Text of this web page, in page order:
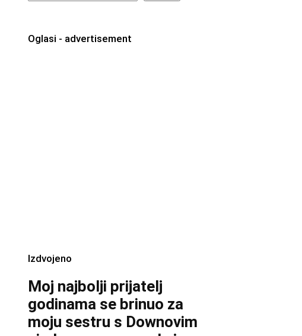
Oglasi - advertisement
Izdvojeno
Moj najbolji prijatelj
godinama se brinuo za
moju sestru s Downovim